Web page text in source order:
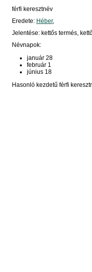
férfi keresztnév
Eredete: Héber,
Jelentése: kettős termés,
Névnapok:
január 28
február 1
június 18
Hasonló kezdetű férfi